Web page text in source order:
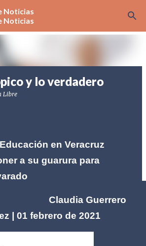
al contenido principal
Noticias
Noticias
y lo verdadero
Libre
en Veracruz
a su guarura para
Guerrero
| 01 febrero de 2021